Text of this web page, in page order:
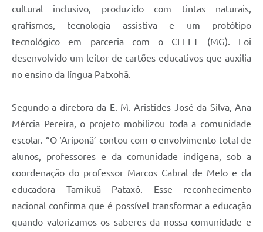
cultural inclusivo, produzido com tintas naturais,
grafismos, tecnologia assistiva e um protótipo
tecnológico em parceria com o CEFET (MG). Foi
desenvolvido um leitor de cartões educativos que auxilia
no ensino da língua Patxohã.
Segundo a diretora da E. M. Aristides José da Silva, Ana
Mércia Pereira, o projeto mobilizou toda a comunidade
escolar. “O ‘Ariponã’ contou com o envolvimento total de
alunos, professores e da comunidade indígena, sob a
coordenação do professor Marcos Cabral de Melo e da
educadora Tamikuã Pataxó. Esse reconhecimento
nacional confirma que é possível transformar a educação
quando valorizamos os saberes da nossa comunidade e